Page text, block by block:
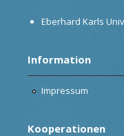
Eberhard Karls
Information
Impressum
Kooperationen